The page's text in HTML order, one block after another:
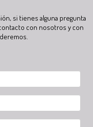
si tienes alguna pregunta
con nosotros y con